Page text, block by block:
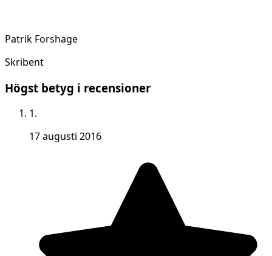
Patrik Forshage
Skribent
Högst betyg i recensioner
1.
17 augusti 2016